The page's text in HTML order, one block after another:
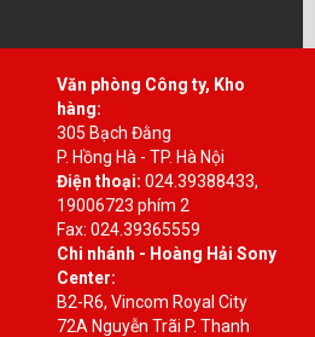
Văn phòng Công ty, Kho
hàng:
305 Bạch Đằng
P. Hồng Hà - TP. Hà Nội
Điện thoại: 024.39388433,
19006723 phím 2
Fax: 024.39365559
Chi nhánh - Hoàng Hải Sony
Center:
B2-R6, Vincom Royal City
72A Nguyễn Trãi P. Thanh